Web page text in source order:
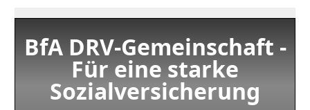
BfA DRV-Gemeinschaft -
Für eine starke
Sozialversicherung